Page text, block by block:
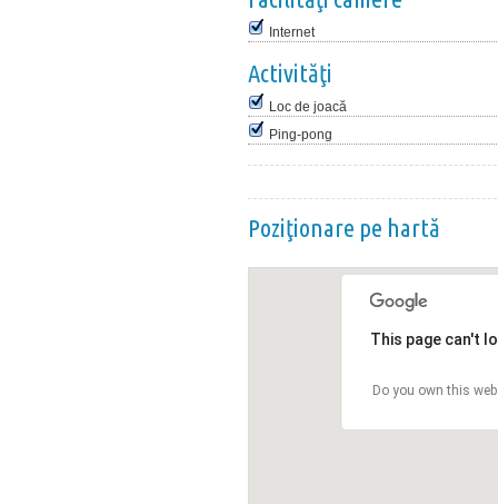
Internet
Activităţi
Loc de joacă
Ping-pong
Poziţionare pe hartă
This page can't
Do you own this